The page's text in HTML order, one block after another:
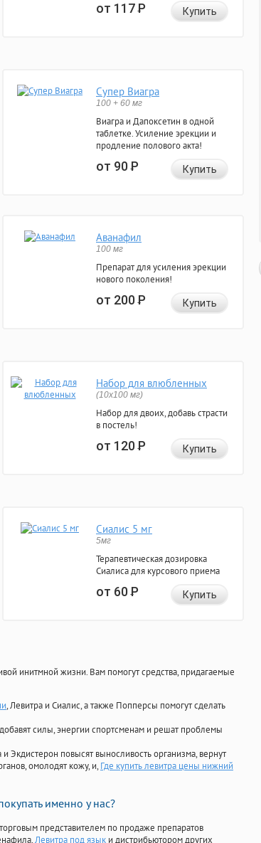
от 117Р Купить
Супер Виагра
100 + 60 мг
Виагра и Дапоксетин в одной
таблетке. Усиление эрекции и
продление полового акта!
от 90Р Купить
Аванафил
100 мг
Препарат для усиления эрекции
нового поколения!
от 200Р Купить
Набор для влюбленных
(10х100 мг)
Набор для двоих, добавь страсти
в постель!
от 120Р Купить
Сиалис 5 мг
5мг
Терапевтическая дозировка
Сиалиса для курсового приема
от 60Р Купить
инитмной жизни. Вам помогут средства, придагаемые
, Левитра и Сиалис, а также Попперсы помогут сделать
силы, энергии спортсменам и решат проблемы
Экдистерон повысят выносливость организма, вернут
омолодят кожу, и, Где купить левитра цены нижний
именно у нас?
представителем по продаже препаратов
,Левитра под язык и дистрибьютором других